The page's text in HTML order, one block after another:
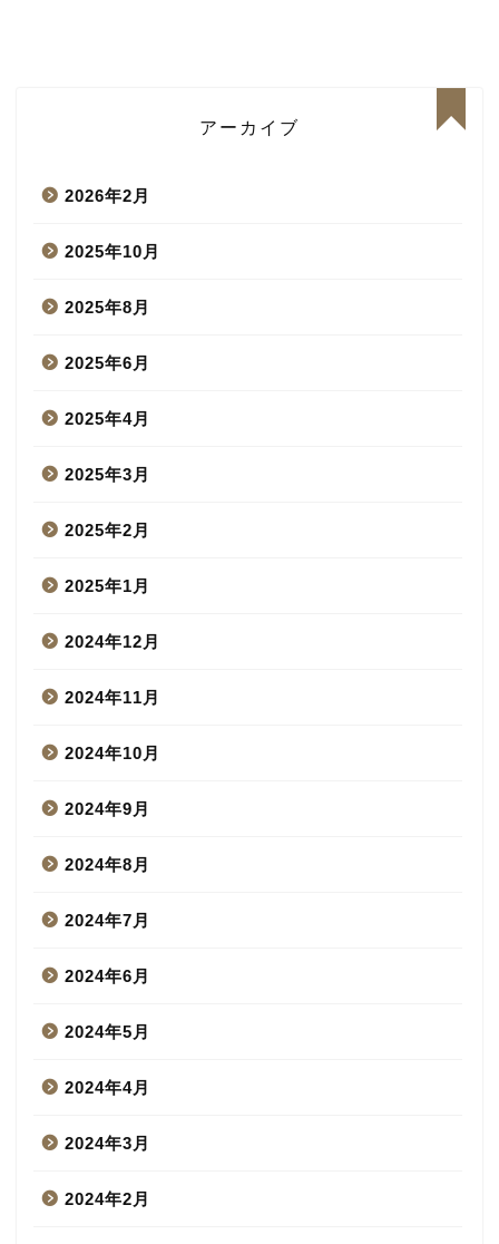
アーカイブ
2026年2月
2025年10月
2025年8月
2025年6月
2025年4月
2025年3月
2025年2月
2025年1月
2024年12月
2024年11月
2024年10月
2024年9月
2024年8月
2024年7月
2024年6月
2024年5月
2024年4月
2024年3月
2024年2月